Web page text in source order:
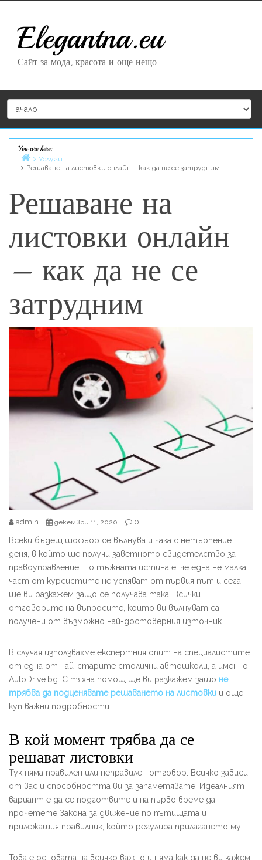
Elegantna.eu
Сайт за мода, красота и още нещо
You are here:
Home
Услуги
Решаване на листовки онлайн – как да не се затрудним
Решаване на
листовки онлайн
– как да не се
затрудним
admin декември 11, 2020 0
Всеки бъдещ шофьор се вълнува и чака с нетърпение
деня, в който ще получи заветното свидетелство за
правоуправление. Но тъжната истина е, че една не малка
част от курсистите не успяват от първия път и сега
ще ви разкажем защо се получава така. Всички
отговорите на въпросите, които ви вълнуват са
получени от възможно най-достоверния източник.
В случая използвахме експертния опит на специалистите
от една от най-старите столични автошколи, а именно
AutoDrive.bg. С тяхна помощ ще ви разкажем защо не
трябва да подценявате решаването на листовки и още
куп важни подробности.
В кой момент трябва да се
решават листовки
Тук няма правилен или неправилен отговор. Всичко зависи
от вас и способността ви за запаметявате. Идеалният
вариант е да се подготвите и на първо време да
прочетете Закона за движение по пътищата и
прилежащия правилник, който регулира прилагането му.
Това е основата на всичко важно и няма как да не ви кажем,